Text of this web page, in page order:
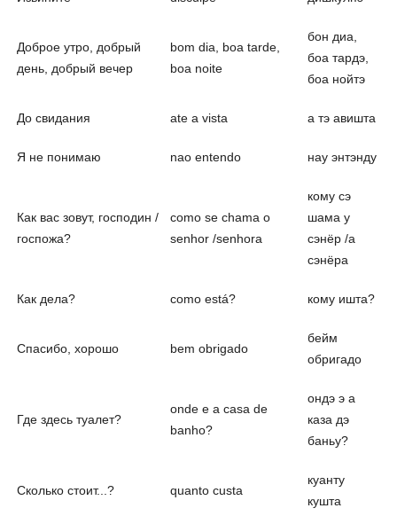
Доброе утро, добрый
день, добрый вечер
bom dia, boa tarde,
boa noite
бон диа,
боа тардэ,
боа нойтэ
До свидания ate a vista а тэ авишта
Я не понимаю nao entendo нау энтэнду
Как вас зовут, господин /
госпожа?
como se chama o
senhor /senhora
кому сэ
шама у
сэнёр /а
сэнёра
Как дела? como está? кому ишта?
Спасибо, хорошо bem obrigado
бейм
обригадо
Где здесь туалет?
onde e a casa de
banho?
ондэ э а
каза дэ
баньу?
Сколько стоит...? quanto custa
куанту
кушта